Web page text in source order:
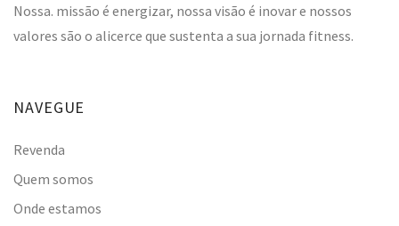
Nossa. missão é energizar, nossa visão é inovar e nossos
valores são o alicerce que sustenta a sua jornada fitness.
NAVEGUE
Revenda
Quem somos
Onde estamos